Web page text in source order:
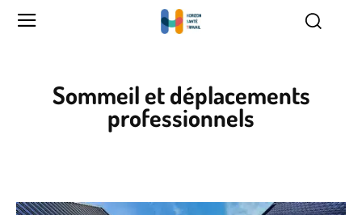
Sommeil et déplacements
professionnels